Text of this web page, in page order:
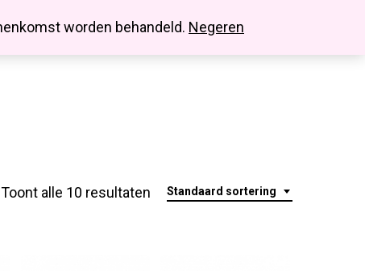
worden behandeld. Negeren
Standaard sortering
Toont alle 10 resultaten